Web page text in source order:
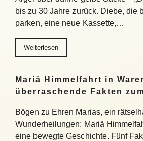
bis zu 30 Jahre zurück. Diebe, die
parken, eine neue Kassette,…
Weiterlesen
Mariä Himmelfahrt in
überraschende Fakten
Bögen zu Ehren Marias, ein
Wunderheilungen: Mariä
eine bewegte Geschichte. Fünf